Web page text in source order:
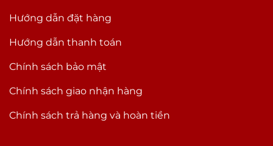
Hướng dẫn đặt hàng
Hướng dẫn thanh toán
Chính sách bảo mật
Chính sách giao nhận hàng
Chính sách trả hàng và hoàn tiền